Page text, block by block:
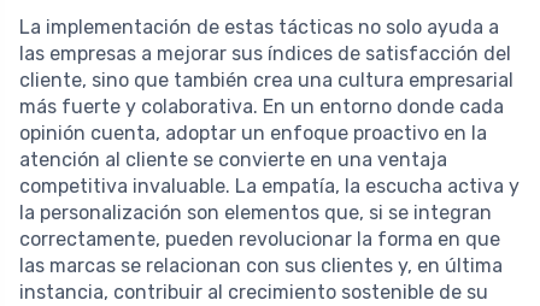
La implementación de estas tácticas no solo ayuda a
las empresas a mejorar sus índices de satisfacción del
cliente, sino que también crea una cultura empresarial
más fuerte y colaborativa. En un entorno donde cada
opinión cuenta, adoptar un enfoque proactivo en la
atención al cliente se convierte en una ventaja
competitiva invaluable. La empatía, la escucha activa y
la personalización son elementos que, si se integran
correctamente, pueden revolucionar la forma en que
las marcas se relacionan con sus clientes y, en última
instancia, contribuir al crecimiento sostenible de su